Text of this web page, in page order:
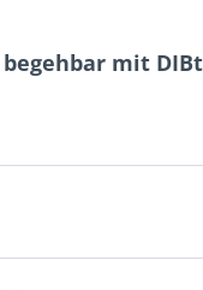
mit DIBt